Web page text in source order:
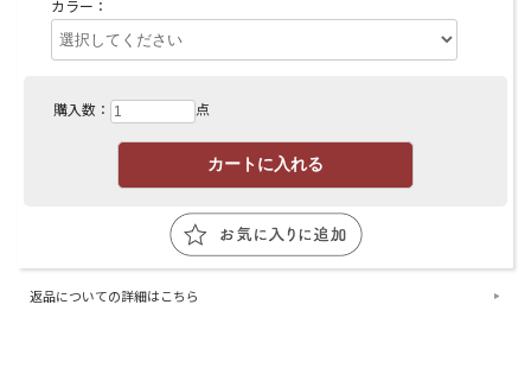
カラー：
購入数： 点
返品についての詳細はこちら